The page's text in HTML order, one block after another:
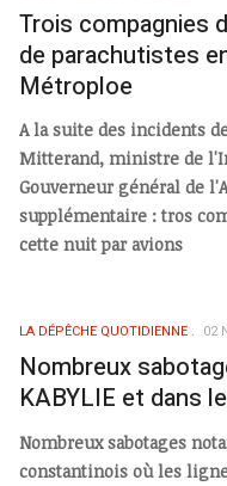
Trois compagnies
de parachutistes
Métroploe
A la suite des incidents
Mitterand, ministre de
Gouverneur général de
supplémentaire : tros
cette nuit par avions
LA DÉPÊCHE QUOTIDIENNE 02
Nombreux
KABYLIE et dans
Nombreux sabotages
constantinois où les